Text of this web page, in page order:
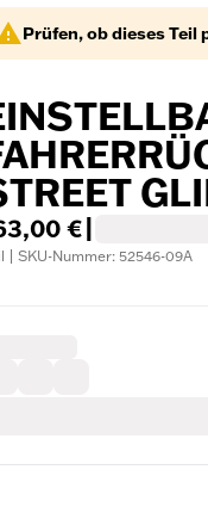
Prüfen, ob dieses Teil
€
| SKU-Nummer: 52546-09A